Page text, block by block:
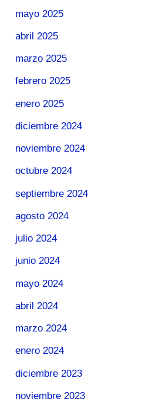
mayo 2025
abril 2025
marzo 2025
febrero 2025
enero 2025
diciembre 2024
noviembre 2024
octubre 2024
septiembre 2024
agosto 2024
julio 2024
junio 2024
mayo 2024
abril 2024
marzo 2024
enero 2024
diciembre 2023
noviembre 2023